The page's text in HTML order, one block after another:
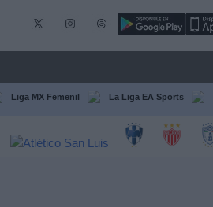
Liga MX Femenil La Liga EA Sports